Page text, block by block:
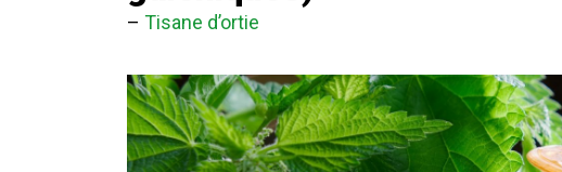
– Tisane d’ortie